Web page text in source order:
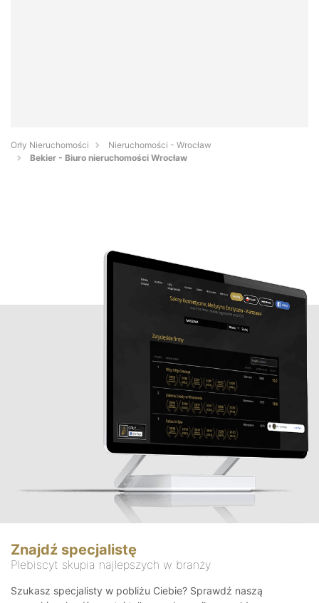
Orły Nieruchomości
Nieruchomości - Wrocław
Bekier - Biuro nieruchomości Wrocław
Znajdź specjalistę
Plebiscyt skupia najlepszych w branży
Szukasz specjalisty w pobliżu Ciebie? Sprawdź naszą